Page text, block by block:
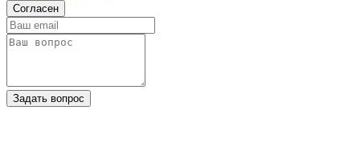
Согласен
Задать вопрос